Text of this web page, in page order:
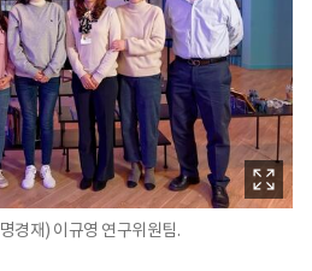
경재) 이규영 연구위원팀.